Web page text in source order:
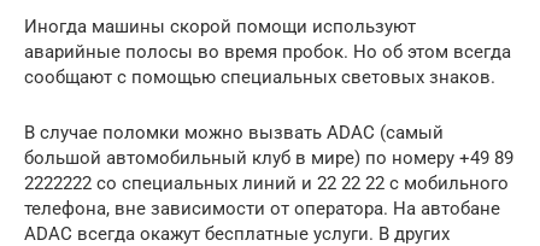
Иногда машины скорой помощи используют
аварийные полосы во время пробок. Но об этом всегда
сообщают с помощью специальных световых знаков.
В случае поломки можно вызвать ADAC (самый
большой автомобильный клуб в мире) по номеру +49 89
2222222 со специальных линий и 22 22 22 с мобильного
телефона, вне зависимости от оператора. На автобане
ADAC всегда окажут бесплатные услуги. В других